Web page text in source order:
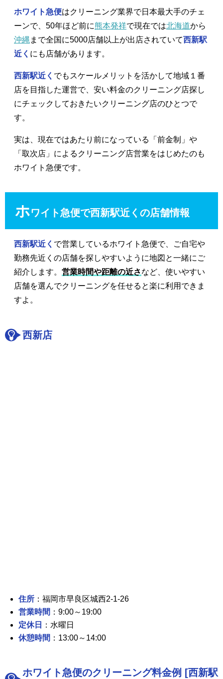
ホワイト急便はクリーニング業界で日本最大手のチェ
ーンで、50年ほど前に熊本発祥で現在では北海道から
沖縄まで全国に5000店舗以上が出店されていて西新駅
近く にも店舗があります。
西新駅近く でもスケールメリットを活かして地域１番
店を目指した運営で、安い料金のクリーニング店探し
にチェックしておきたいクリーニング店のひとつで
す。
実は、現在ではあたり前になっている「前金制」や
「取次店」によるクリーニング店営業をはじめたのも
ホワイト急便です。
ホワイト急便で西新駅近くの店舗情報
西新駅近く で営業しているホワイト急便で、ご自宅や
勤務先近くの店舗を探しやすいように地図と一緒にご
紹介します。 営業時間や距離の近さなど、使いやすい
店舗を選んでクリーニングを任せると楽に利用できま
すよ。
西新店
住所 ：福岡市早良区城西2-1-26
営業時間 ：9:00～19:00
定休日
：水曜日
休憩時間 ：13:00～14:00
ホワイト急便のクリーニング料金例 [西新駅